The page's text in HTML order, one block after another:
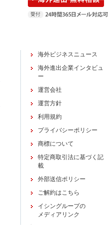
海外ビジネスニュース
海外進出企業インタビュ
ー
運営会社
運営方針
利用規約
プライバシーポリシー
商標について
特定商取引法に基づく記
載
外部送信ポリシー
ご解約はこちら
イシングループの
メディアリンク